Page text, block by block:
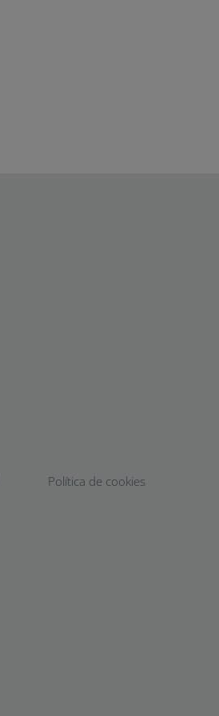
Política de cookies